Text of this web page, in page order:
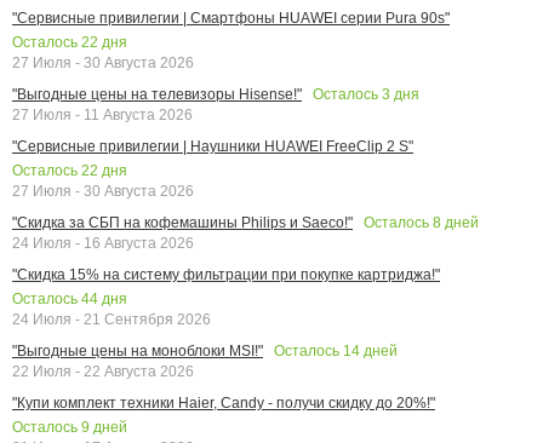
"Сервисные привилегии | Смартфоны HUAWEI серии Pura 90s"
Осталось 22 дня
27 Июля - 30 Августа 2026
"Выгодные цены на телевизоры Hisense!"
Осталось 3 дня
27 Июля - 11 Августа 2026
"Сервисные привилегии | Наушники HUAWEI FreeClip 2 S"
Осталось 22 дня
27 Июля - 30 Августа 2026
"Скидка за СБП на кофемашины Philips и Saeco!"
Осталось 8 дней
24 Июля - 16 Августа 2026
"Скидка 15% на систему фильтрации при покупке картриджа!"
Осталось 44 дня
24 Июля - 21 Сентября 2026
"Выгодные цены на моноблоки MSI!"
Осталось 14 дней
22 Июля - 22 Августа 2026
"Купи комплект техники Haier, Candy - получи скидку до 20%!"
Осталось 9 дней